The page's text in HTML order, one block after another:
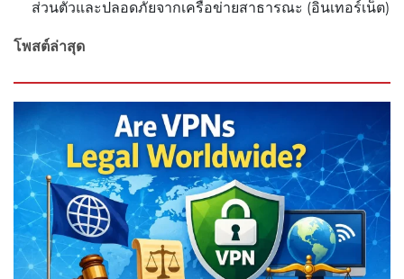
ส่วนตัวและปลอดภัยจากเครือข่ายสาธารณะ (อินเทอร์เน็ต)
โพสต์ล่าสุด